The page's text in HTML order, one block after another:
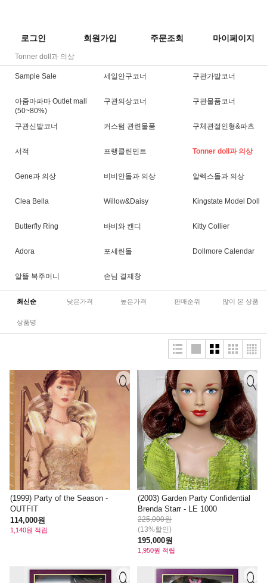
로그인 회원가입 주문조회 마이페이지
Tonner doll과 의상
Sample Sale 세일안구코너 구관가발코너
아줌마파마 Outlet mall
(50~80%)
구관의상코너 구관물품코너
구관신발코너 커스텀 관련물품 구체관절인형&파츠
서적 프랭클린민트 Tonner doll과 의상
Gene과 의상 비비안돌과 의상 알렉스돌과 의상
Clea Bella Willow&Daisy Kingstate Model Doll
Butterfly Ring 바비와 캔디 Kitty Collier
Adora 포세린돌 Dollmore Calendar
알뜰 복주머니 손님 결제창
최신순 낮은가격 높은가격 판매순위 많이 본 상품
상품명
(1999) Party of the Season -
OUTFIT
114,000원
1,140원 적립
(2003) Garden Party Confidential
Brenda Starr - LE 1000
225,000원
(13%할인)
195,000원
1,950원 적립